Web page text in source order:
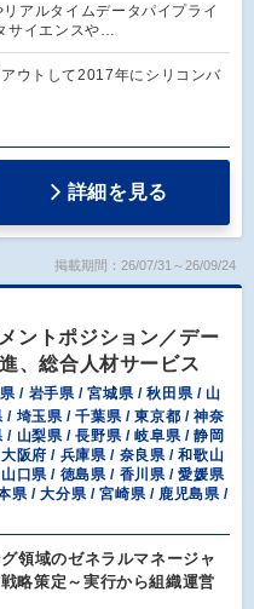
リアルタイムデータパイプライ
サイエンスや…
ウトして2017年にシリコンバ
詳細を見る
掲載期間：26/07/31～26/09/24
ントポジション／デー
、総合人材サービス
/ 岩手県 / 宮城県 / 秋田県 / 山
埼玉県 / 千葉県 / 東京都 / 神奈
/ 山梨県 / 長野県 / 岐阜県 / 静岡
阪府 / 兵庫県 / 奈良県 / 和歌山
口県 / 徳島県 / 香川県 / 愛媛県
県 / 大分県 / 宮崎県 / 鹿児島県 /
領域のゼネラルマネージャ
略策定～実行から組織運営